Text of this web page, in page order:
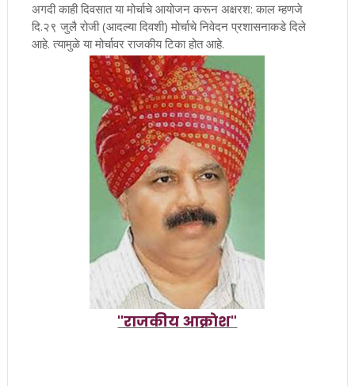
अगदी काही दिवसात या मोर्चाचे आयोजन करून अक्षरश: काल म्हणजे
दि.२९ जुलै रोजी (आदल्या दिवशी) मोर्चाचे निवेदन प्रशासनाकडे दिले
आहे. त्यामुळे या मोर्चावर राजकीय टिका होत आहे.
"राजकीय आक्राेश"